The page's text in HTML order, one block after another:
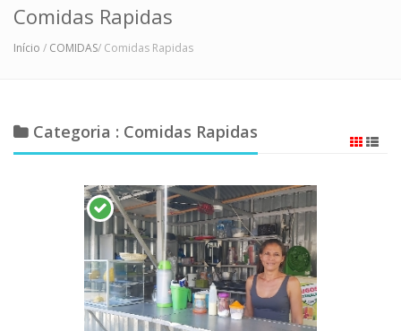
Comidas Rapidas
Início / COMIDAS/ Comidas Rapidas
Categoria : Comidas Rapidas